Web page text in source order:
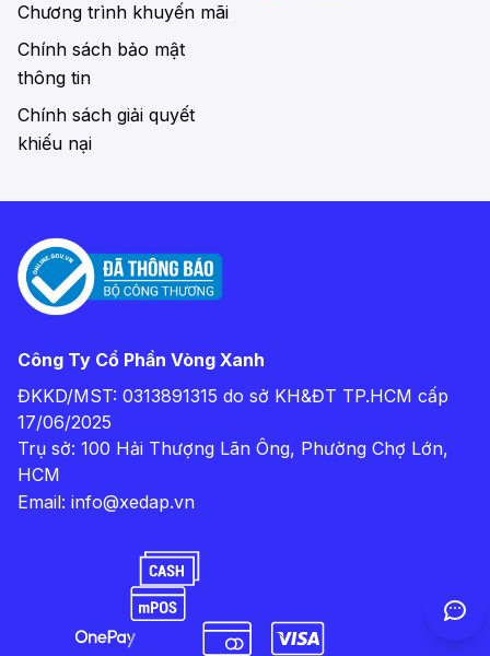
Chương trình khuyến mãi
Chính sách bảo mật
thông tin
Chính sách giải quyết
khiếu nại
Công Ty Cổ Phần Vòng Xanh
ĐKKD/MST: 0313891315 do sở KH&ĐT TP.HCM cấp
17/06/2025
Trụ sở: 100 Hải Thượng Lãn Ông, Phường Chợ Lớn,
HCM
Email: info@xedap.vn